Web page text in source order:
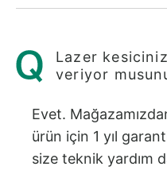
Lazer
veriyor
Evet.
ürün için 1 yıl
size teknik yardım